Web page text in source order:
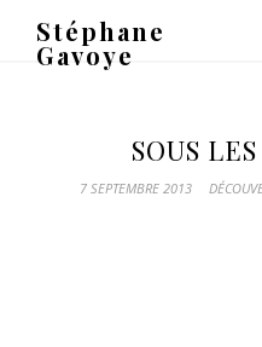
Stéphane
Gavoye
SOUS
7 SEPTEMBRE 2013